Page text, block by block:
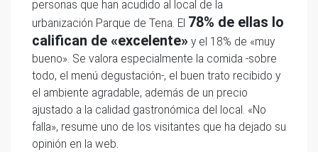
personas que han acudido al local de la
urbanización Parque de Tena. El 78% de ellas lo
califican de «excelente» y el 18% de «muy
bueno». Se valora especialmente la comida -sobre
todo, el menú degustación-, el buen trato recibido y
el ambiente agradable, además de un precio
ajustado a la calidad gastronómica del local. «No
falla», resume uno de los visitantes que ha dejado su
opinión en la web.